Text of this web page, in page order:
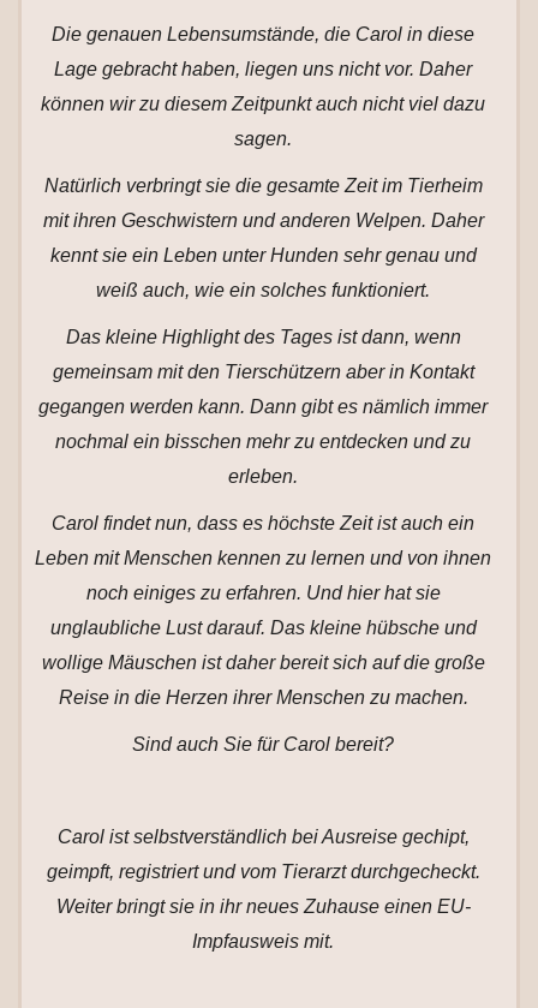
Die genauen Lebensumstände, die Carol in diese
Lage gebracht haben, liegen uns nicht vor. Daher
können wir zu diesem Zeitpunkt auch nicht viel dazu
sagen.
Natürlich verbringt sie die gesamte Zeit im Tierheim
mit ihren Geschwistern und anderen Welpen. Daher
kennt sie ein Leben unter Hunden sehr genau und
weiß auch, wie ein solches funktioniert.
Das kleine Highlight des Tages ist dann, wenn
gemeinsam mit den Tierschützern aber in Kontakt
gegangen werden kann. Dann gibt es nämlich immer
nochmal ein bisschen mehr zu entdecken und zu
erleben.
Carol findet nun, dass es höchste Zeit ist auch ein
Leben mit Menschen kennen zu lernen und von ihnen
noch einiges zu erfahren. Und hier hat sie
unglaubliche Lust darauf. Das kleine hübsche und
wollige Mäuschen ist daher bereit sich auf die große
Reise in die Herzen ihrer Menschen zu machen.
Sind auch Sie für Carol bereit?
Carol ist selbstverständlich bei Ausreise gechipt,
geimpft, registriert und vom Tierarzt durchgecheckt.
Weiter bringt sie in ihr neues Zuhause einen EU-
Impfausweis mit.